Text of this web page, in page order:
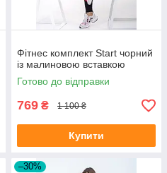
Фітнес комплект Start чорний
із малиновою вставкою
Готово до відправки
769 ₴ 1 100 ₴
Купити
–30%